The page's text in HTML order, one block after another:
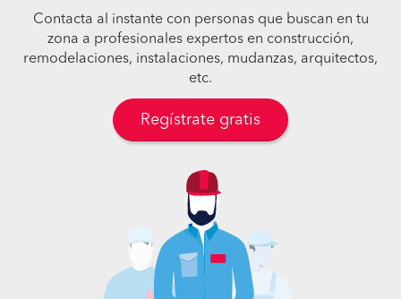
Contacta al instante con personas que buscan en tu
zona a profesionales expertos en construcción,
remodelaciones, instalaciones, mudanzas, arquitectos,
etc.
Regístrate gratis